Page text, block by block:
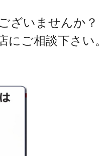
ざいませんか？
ご相談下さい。